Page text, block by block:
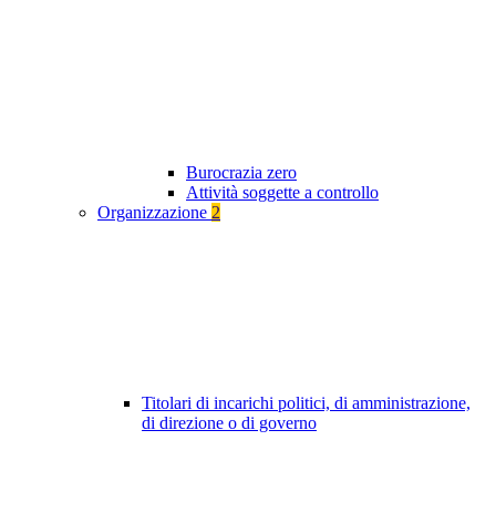
Burocrazia zero
Attività soggette a controllo
Organizzazione 2
Titolari di incarichi politici, di amministrazione,
di direzione o di governo